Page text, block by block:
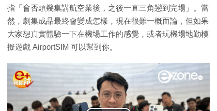
指「會否頭幾集講航空業後，之後一直三角戀到完場」。當
然，劇集成品最終會變成怎樣，現在很難一概而論，但如果
大家想真實體驗一下在機場工作的感覺，或者玩機場地勤模
擬遊戲 AirportSIM 可以幫到你。